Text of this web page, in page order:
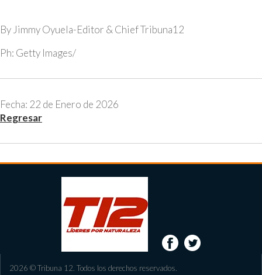
By Jimmy Oyuela-Editor & Chief Tribuna12
Ph: Getty Images/
Fecha: 22 de Enero de 2026
Regresar
2026 © Tribuna 12. Todos los derechos reservados.